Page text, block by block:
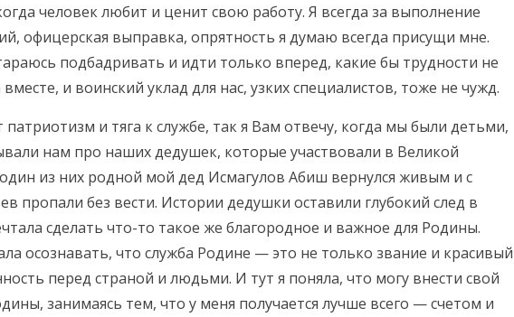
человек любит и ценит свою работу. Я всегда за выполнение
офицерская выправка, опрятность я думаю всегда присущи мне.
подбадривать и идти только вперед, какие бы трудности не
и воинский уклад для нас, узких специалистов, тоже не чужд.
патриотизм и тяга к службе, так я Вам отвечу, когда мы были детьми,
нам про наших дедушек, которые участвовали в Великой
из них родной мой дед Исмагулов Абиш вернулся живым и с
пропали без вести. Истории дедушки оставили глубокий след в
сделать что-то такое же благородное и важное для Родины.
осознавать, что служба Родине — это не только звание и красивый
перед страной и людьми. И тут я поняла, что могу внести свой
занимаясь тем, что у меня получается лучше всего — счетом и